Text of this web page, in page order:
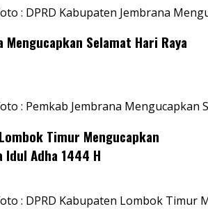
: DPRD Kabupaten Jembrana
Mengucapkan Selamat Hari Raya
: Pemkab Jembrana Mengucapkan
Timur Mengucapkan
Idul Adha 1444 H
: DPRD Kabupaten Lombok Timur